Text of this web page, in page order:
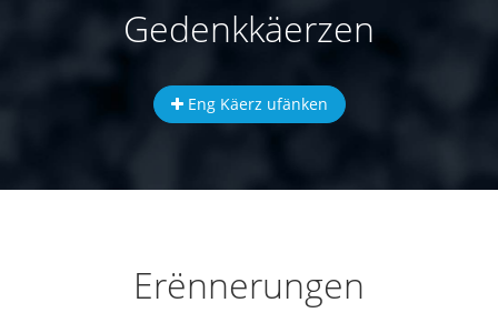
Gedenkkäerzen
Eng Käerz ufänken
Erënnerungen